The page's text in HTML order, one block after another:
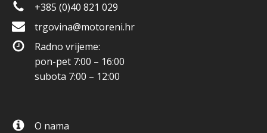
+385 (0)40 821 029
trgovina@motoreni.hr
Radno vrijeme:
pon-pet 7:00 – 16:00
subota 7:00 – 12:00
O nama